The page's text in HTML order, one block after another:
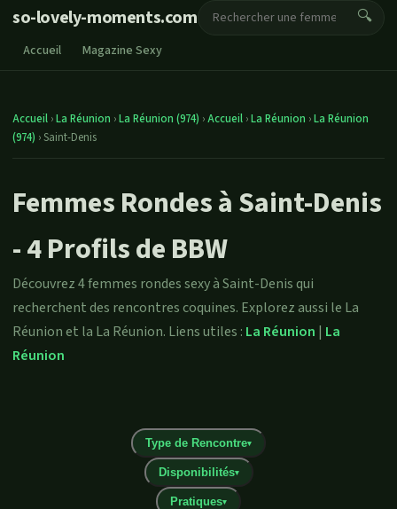
so-lovely-moments.com
🔍
Accueil
Magazine Sexy
Accueil ›La Réunion ›La Réunion (974) ›Accueil ›La Réunion ›La Réunion
(974) ›Saint-Denis
Femmes Rondes à Saint-Denis
- 4 Profils de BBW
Découvrez 4 femmes rondes sexy à Saint-Denis qui
recherchent des rencontres coquines. Explorez aussi le La
Réunion et la La Réunion. Liens utiles : La Réunion | La
Réunion
Type de Rencontre▾
Disponibilités▾
Pratiques▾